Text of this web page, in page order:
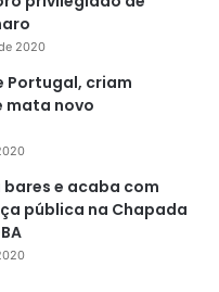
2020
Portugal, criam
mata novo
e acaba com
pública na Chapada